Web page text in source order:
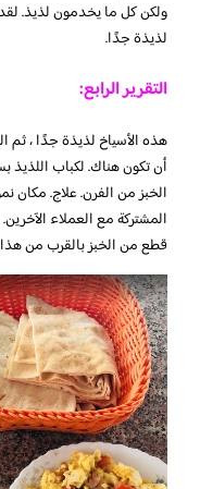
ولكن كل ما يخدمون لذيذ.
لذيذة جدًا.
التقرير الرابع:
هذه الأسياخ لذيذة جدًا ، ثم
أن تكون هناك. لكباب اللذيذ
الخبز من الفرن. علاج. مكان
قطع من الخبز بالقرب من هذا